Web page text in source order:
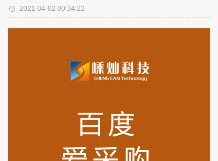
2021-04-02 00:34:22